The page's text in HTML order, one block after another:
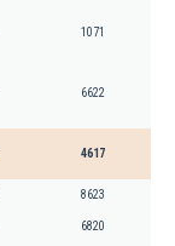
1071
6622
4617
8623
6820